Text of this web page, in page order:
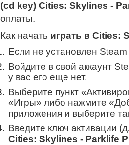
(cd key) Cities: Skylines -
оплаты.
Как начать играть в Cities:
Если не установлен
Войдите в свой аккаунт
у вас его еще нет.
Выберите пункт
«Игры» либо нажмите
приложения и выберите
Введите ключ активации
Cities: Skylines - Parklife